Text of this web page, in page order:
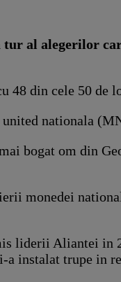
al alegerilor
48 din cele 50 de
nationala
bogat om din
monedei
liderii Aliantei in
instalat trupe in